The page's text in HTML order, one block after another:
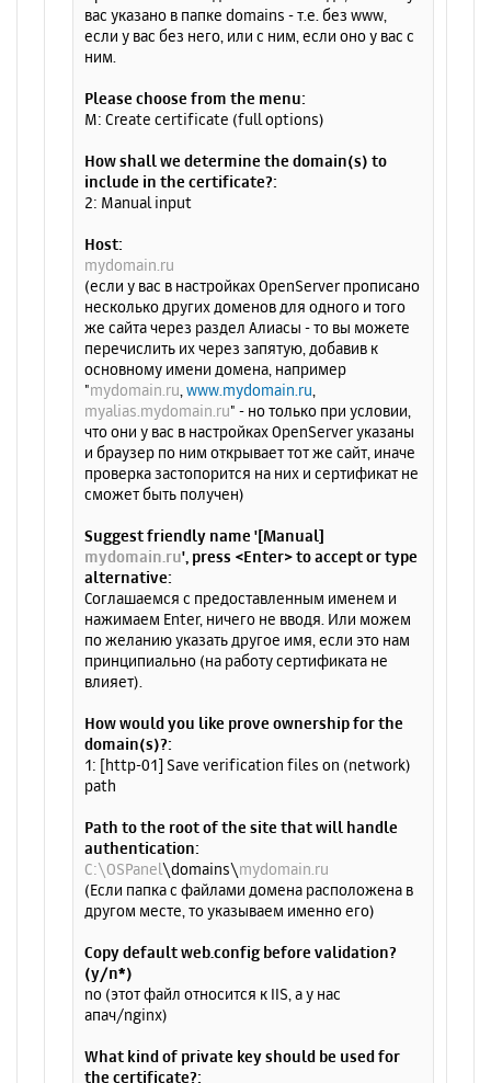
вас указано в папке domains - т.е. без www,
если у вас без него, или с ним, если оно у вас с
ним.
Please choose from the menu:
M: Create certificate (full options)
How shall we determine the domain(s) to
include in the certificate?:
2: Manual input
Host:
mydomain.ru
(если у вас в настройках OpenServer прописано
несколько других доменов для одного и того
же сайта через раздел Алиасы - то вы можете
перечислить их через запятую, добавив к
основному имени домена, например
"mydomain.ru www.mydomain.ru
myalias.mydomain.ru" - но только при условии,
что они у вас в настройках OpenServer указаны
и браузер по ним открывает тот же сайт, иначе
проверка застопорится на них и сертификат не
сможет быть получен)
Suggest friendly name '[Manual]
mydomain.ru', press <Enter> to accept or type
alternative:
Соглашаемся с предоставленным именем и
нажимаем Enter, ничего не вводя. Или можем
по желанию указать другое имя, если это нам
принципиально (на работу сертификата не
влияет).
How would you like prove ownership for the
domain(s)?:
1: [http-01] Save verification files on (network)
path
Path to the root of the site that will handle
authentication:
C:\OSPanel\domains\mydomain.ru
(Если папка с файлами домена расположена в
другом месте, то указываем именно его)
Copy default web.config before validation?
(y/n*)
no (этот файл относится к IIS, а у нас
апач/nginx)
What kind of private key should be used for
the certificate?: